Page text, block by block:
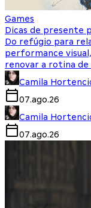
Games
Dicas de presente
Do refúgio para
performance
renovar a rotina de
Camila
07.ago.26
Camila
07.ago.26